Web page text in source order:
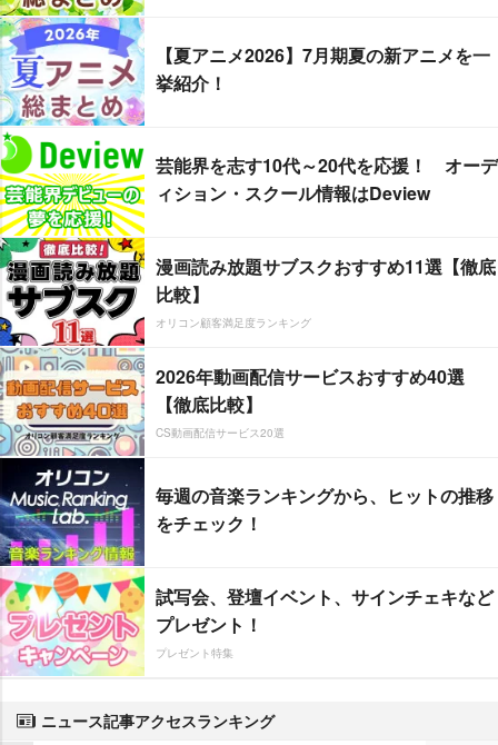
【夏アニメ2026】7月期夏の新アニメを一
挙紹介！
芸能界を志す10代～20代を応援！ オーデ
ィション・スクール情報はDeview
漫画読み放題サブスクおすすめ11選【徹底
比較】
オリコン顧客満足度ランキング
2026年動画配信サービスおすすめ40選
【徹底比較】
CS動画配信サービス20選
毎週の音楽ランキングから、ヒットの推移
をチェック！
試写会、登壇イベント、サインチェキなど
プレゼント！
プレゼント特集
ニュース記事アクセスランキング